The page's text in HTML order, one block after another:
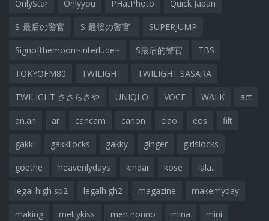
OnlyStar Onlyyou PHatPhoto Quick Japan
S-最后の警官 S-最後の警官- SUPERJUMP
Signofthemoon~interlude~ S最后的警官 TBS
TOKYOFM80 TWILIGHT TWILIGHT SASARA
TWILIGHT ささらさや UNIQLO VOCE WALK act
an.an ar cancam canon ciao eos filt
gakki gakkilocks gakky ginger girlslocks
goethe heavenlydays kindai kose lala...
legal high sp2 legalhigh2 magazine makemyday
making meltykiss men nonno mina mini